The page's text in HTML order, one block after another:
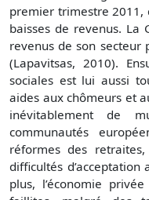
premier trimestre 2011,
baisses de revenus. La
revenus de son secteur
(Lapavitsas, 2010).
sociales est lui aussi
aides aux chômeurs et
inévitablement de
communautés
réformes des
difficultés
plus, l’économie